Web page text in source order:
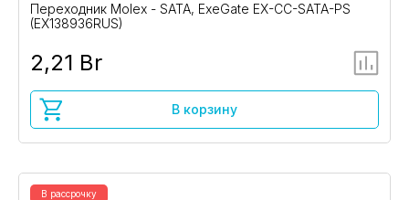
Переходник Molex - SATA, ExeGate EX-CC-SATA-PS
(EX138936RUS)
2,21 Br
В корзину
В рассрочку